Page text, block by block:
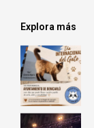
Explora más